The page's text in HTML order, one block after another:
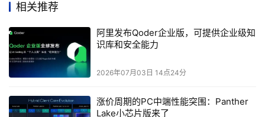
相关推荐
阿里发布Qoder企业版，可提供企业级知
识库和安全能力
2026年07月03日 14点24分
涨价周期的PC中端性能突围：Panther
Lake小芯片版来了